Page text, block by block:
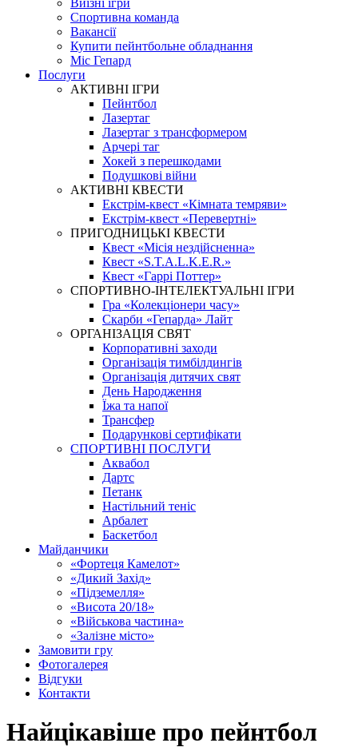
Виїзні ігри
Спортивна команда
Вакансії
Купити пейнтбольне обладнання
Міс Гепард
Послуги
АКТИВНІ ІГРИ
Пейнтбол
Лазертаг
Лазертаг з трансформером
Арчері таг
Хокей з перешкодами
Подушкові війни
АКТИВНІ КВЕСТИ
Екстрім-квест «Кімната темряви»
Екстрім-квест «Перевертні»
ПРИГОДНИЦЬКІ КВЕСТИ
Квест «Місія нездійсненна»
Квест «S.T.A.L.K.E.R.»
Квест «Гаррі Поттер»
СПОРТИВНО-ІНТЕЛЕКТУАЛЬНІ ІГРИ
Гра «Колекціонери часу»
Скарби «Гепарда» Лайт
ОРГАНІЗАЦІЯ СВЯТ
Корпоративні заходи
Організація тимбілдингів
Організація дитячих свят
День Народження
Їжа та напої
Трансфер
Подарункові сертифікати
СПОРТИВНІ ПОСЛУГИ
Аквабол
Дартс
Петанк
Настільний теніс
Арбалет
Баскетбол
Майданчики
«Фортеця Камелот»
«Дикий Захід»
«Підземелля»
«Висота 20/18»
«Військова частина»
«Залізне місто»
Замовити гру
Фотогалерея
Відгуки
Контакти
Найцікавіше про пейнтбол